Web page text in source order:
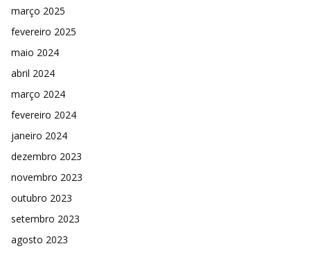
março 2025
fevereiro 2025
maio 2024
abril 2024
março 2024
fevereiro 2024
janeiro 2024
dezembro 2023
novembro 2023
outubro 2023
setembro 2023
agosto 2023